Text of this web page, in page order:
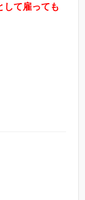
して雇っても